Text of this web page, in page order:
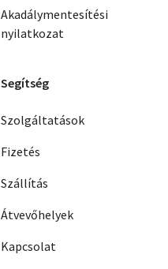
Akadálymentesítési
nyilatkozat
Segítség
Szolgáltatások
Fizetés
Szállítás
Átvevőhelyek
Kapcsolat